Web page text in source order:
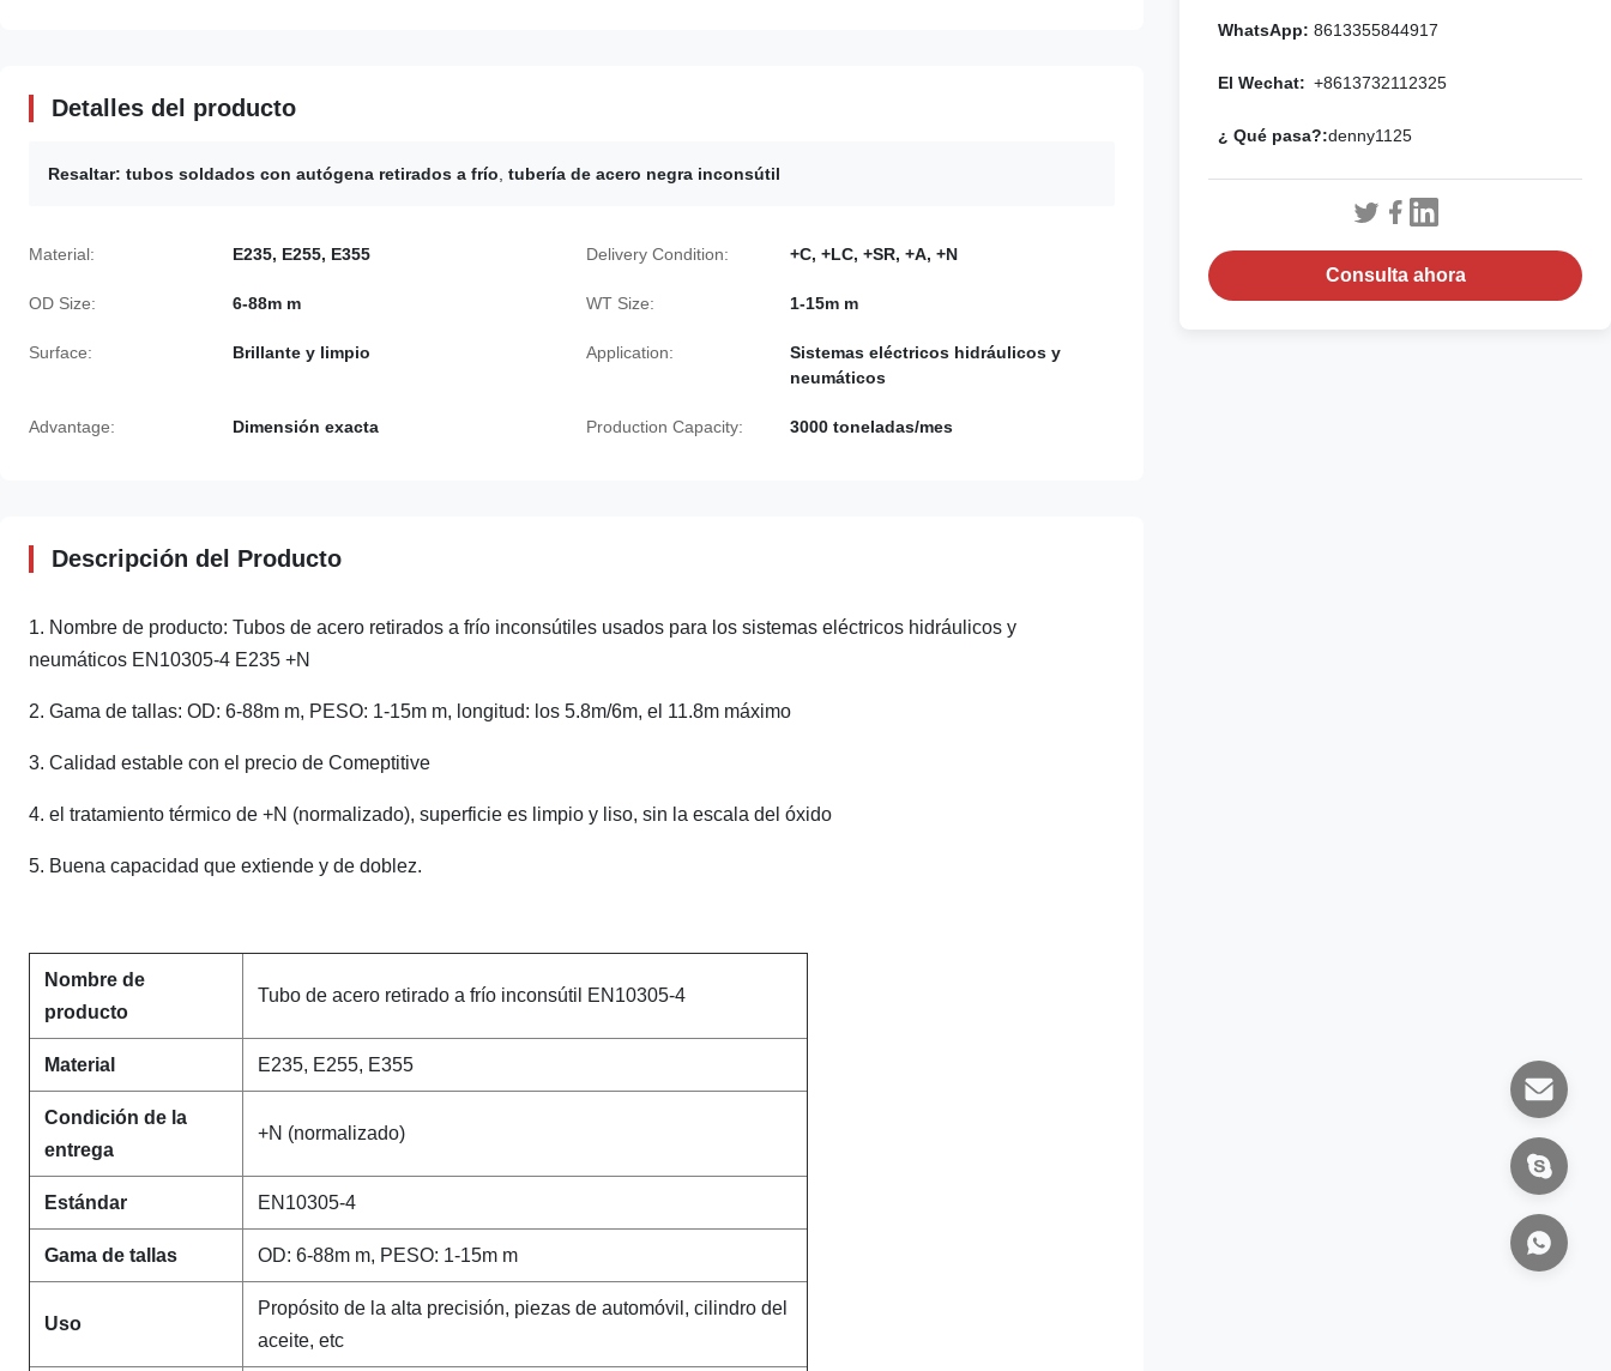
Detalles del producto
Resaltar: tubos soldados con autógena retirados a frío tubería de acero negra inconsútil
Material: E235, E255, E355 Delivery Condition: +C, +LC, +SR, +A, +N
OD Size: 6-88m m WT Size: 1-15m m
Surface: Brillante y limpio Application:
Sistemas eléctricos hidráulicos y
neumáticos
Advantage: Dimensión exacta Production Capacity: 3000 toneladas/mes
Descripción del Producto
1. Nombre de producto: Tubos de acero retirados a frío inconsútiles usados para los sistemas eléctricos hidráulicos y
neumáticos EN10305-4 E235 +N
2. Gama de tallas: OD: 6-88m m, PESO: 1-15m m, longitud: los 5.8m/6m, el 11.8m máximo
3. Calidad estable con el precio de Comeptitive
4. el tratamiento térmico de +N (normalizado), superficie es limpio y liso, sin la escala del óxido
5. Buena capacidad que extiende y de doblez.
Nombre de
producto
Tubo de acero retirado a frío inconsútil EN10305-4
Material E235, E255, E355
Condición de la
entrega
+N (normalizado)
Estándar EN10305-4
Gama de tallas OD: 6-88m m, PESO: 1-15m m
Uso
Propósito de la alta precisión, piezas de automóvil, cilindro del
aceite, etc
WhatsApp: 8613355844917
El Wechat: +8613732112325
¿ Qué pasa?:denny1125
Consulta ahora